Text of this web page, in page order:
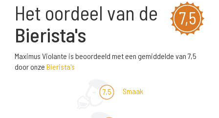
7,5
Het oordeel van de
Bierista's
Maximus Violante is beoordeeld met een gemiddelde van 7,5
door onze Bierista's
7,5 Smaak